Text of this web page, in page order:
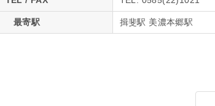
最寄駅 揖斐駅 美濃本郷駅